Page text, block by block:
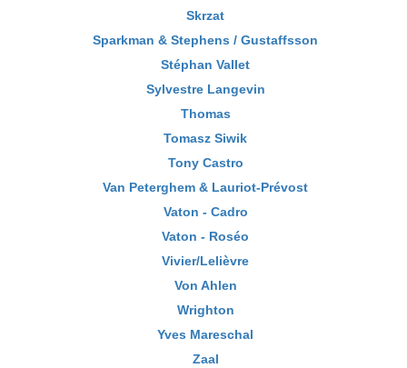
Skrzat
Sparkman & Stephens / Gustaffsson
Stéphan Vallet
Sylvestre Langevin
Thomas
Tomasz Siwik
Tony Castro
Van Peterghem & Lauriot-Prévost
Vaton - Cadro
Vaton - Roséo
Vivier/Lelièvre
Von Ahlen
Wrighton
Yves Mareschal
Zaal